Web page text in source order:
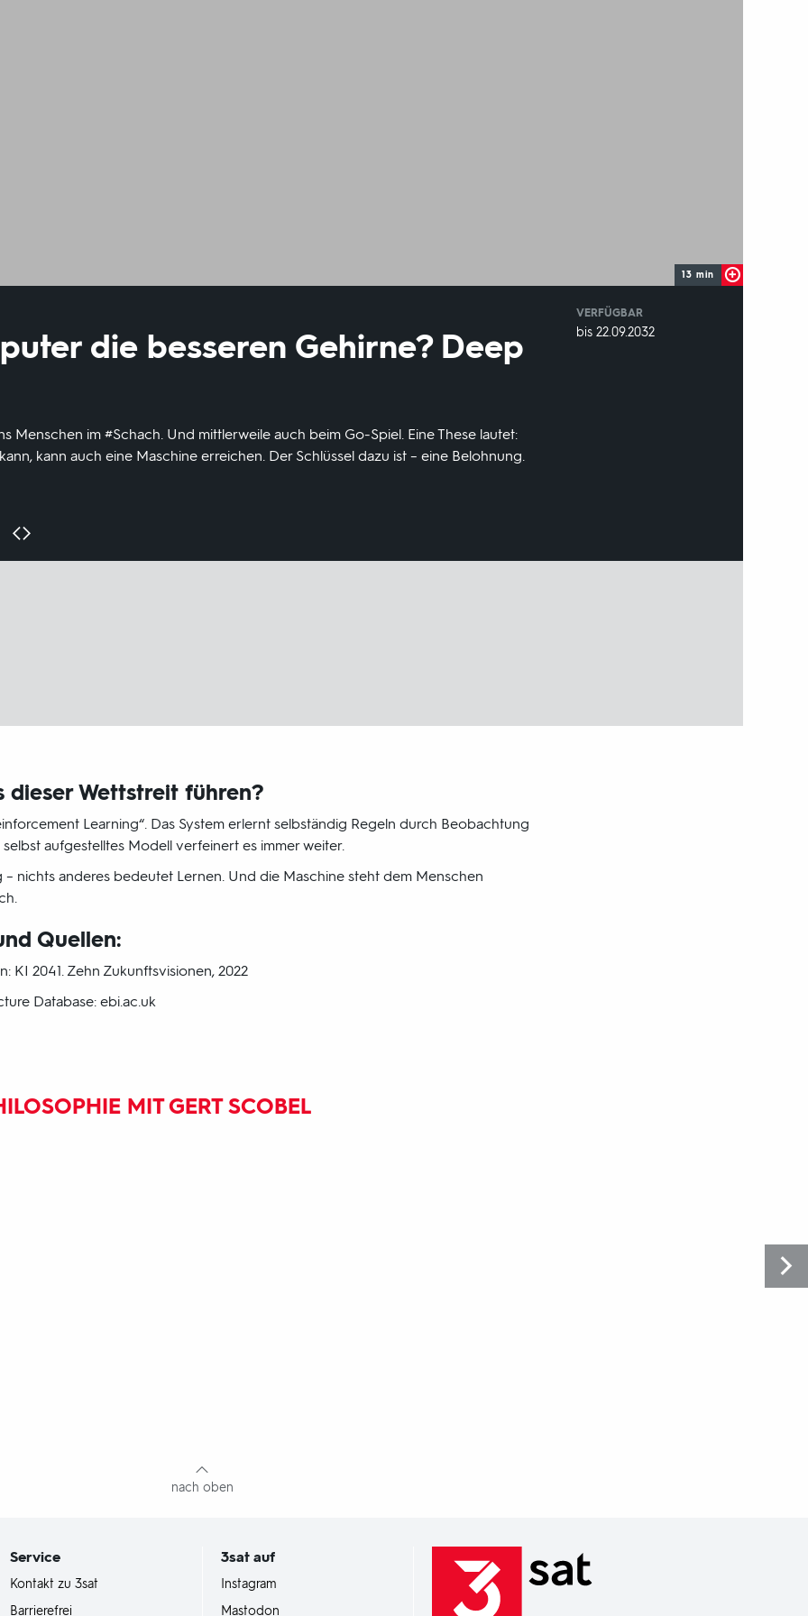
13 min
die besseren Gehirne? Deep
Menschen im #Schach. Und mittlerweile auch beim Go-Spiel. Eine These lautet:
kann auch eine Maschine erreichen. Der Schlüssel dazu ist – eine Belohnung.
VERFÜGBAR
weltweit
VERFÜGBAR
bis 22.09.2032
dieser Wettstreit führen?
Learning“. Das System erlernt selbständig Regeln durch Beobachtung
aufgestelltes Modell verfeinert es immer weiter.
– nichts anderes bedeutet Lernen. Und die Maschine steht dem Menschen
Quellen:
KI 2041. Zehn Zukunftsvisionen, 2022
Database: ebi.ac.uk
MIT GERT SCOBEL
nach oben
Service
Kontakt zu 3sat
Barrierefrei
3sat auf
Instagram
Mastodon